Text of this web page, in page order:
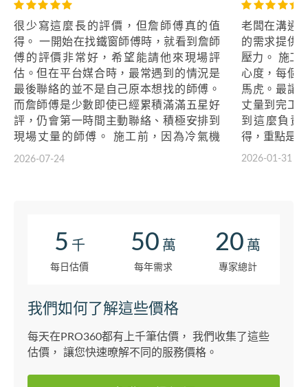
很少寫這麼長的評價，但詹師傅真的值
得。 一開始在找鐵窗師傅時，就看到詹師
傅的評價非常好，希望能請他來現場評
估。但在平台媒合時，最常遇到的情況是
最後聯絡的並不是自己原本想找的師傅。
而詹師傅是少數即使已經累積滿滿五星好
評，仍會第一時間主動聯絡、積極安排到
現場丈量的師傅。 施工前，因為冷氣機
型、冷氣位置以及頂樓防水工程等因素，
專業知識協助我們解決施工上遇到的問題
與困難，並陪著我們一次又一次確認施工
方式。 施工當天，詹師傅也讓我留下很深
2026-07-24
老闆在溝通
的需求提供
壓力。 施工
心度，每個
馬虎。最讓
丈量到完工
到這麼負責
得，重點是
2026-01-31
5 千
每日估價
50 萬
每年需求
20 萬
專家總計
我們如何了解這些價格
每天在PRO360都有上千筆估價， 我們收集了這些
估價， 讓您快速暸解不同的服務價格。